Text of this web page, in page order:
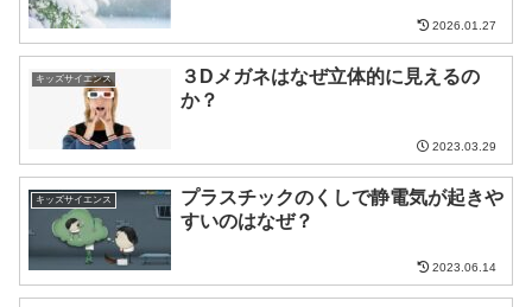
2026.01.27
キッズサイエンス
３Dメガネはなぜ立体的に見えるの
か？
2023.03.29
キッズサイエンス
プラスチックのくしで静電気が起きや
すいのはなぜ？
2023.06.14